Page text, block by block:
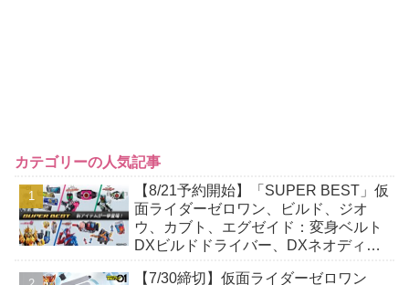
カテゴリーの人気記事
【8/21予約開始】「SUPER BEST」仮
面ライダーゼロワン、ビルド、ジオ
ウ、カブト、エグゼイド：変身ベルト
DXビルドドライバー、DXネオディケ
か12点！
【7/30締切】仮面ライダーゼロワン